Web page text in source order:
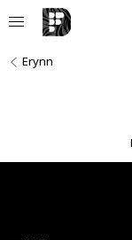
Erynn